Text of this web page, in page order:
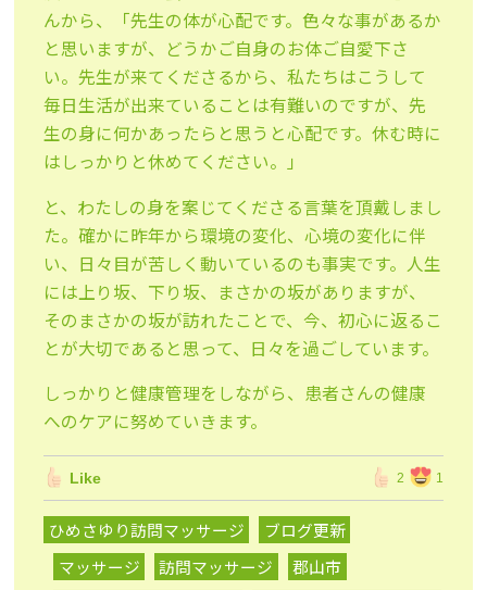
んから、「先生の体が心配です。色々な事があるか
と思いますが、どうかご自身のお体ご自愛下さ
い。先生が来てくださるから、私たちはこうして
毎日生活が出来ていることは有難いのですが、先
生の身に何かあったらと思うと心配です。休む時に
はしっかりと休めてください。」
と、わたしの身を案じてくださる言葉を頂戴しまし
た。確かに昨年から環境の変化、心境の変化に伴
い、日々目が苦しく動いているのも事実です。人生
には上り坂、下り坂、まさかの坂がありますが、
そのまさかの坂が訪れたことで、今、初心に返るこ
とが大切であると思って、日々を過ごしています。
しっかりと健康管理をしながら、患者さんの健康
へのケアに努めていきます。
Like 2 1
ひめさゆり訪問マッサージ
ブログ更新
マッサージ
訪問マッサージ
郡山市